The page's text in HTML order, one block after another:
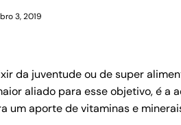
3, 2019
da juventude ou de super
aliado para esse objetivo, é
aporte de vitaminas e